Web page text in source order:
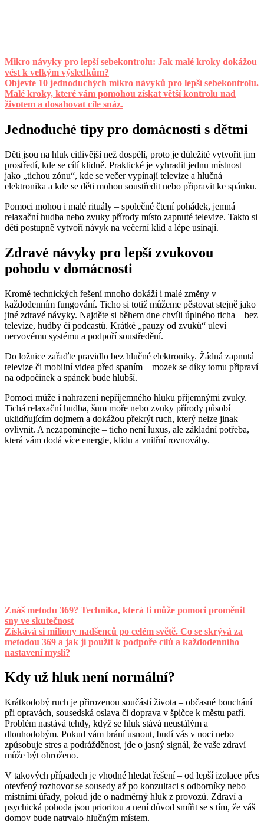
Mikro návyky pro lepší sebekontrolu: Jak malé kroky dokážou
vést k velkým výsledkům?
Objevte 10 jednoduchých mikro návyků pro lepší sebekontrolu.
Malé kroky, které vám pomohou získat větší kontrolu nad
životem a dosahovat cíle snáz.
Jednoduché tipy pro domácnosti s dětmi
Děti jsou na hluk citlivější než dospělí, proto je důležité vytvořit jim
prostředí, kde se cítí klidně. Praktické je vyhradit jednu místnost
jako „tichou zónu“, kde se večer vypínají televize a hlučná
elektronika a kde se děti mohou soustředit nebo připravit ke spánku.
Pomoci mohou i malé rituály – společné čtení pohádek, jemná
relaxační hudba nebo zvuky přírody místo zapnuté televize. Takto si
děti postupně vytvoří návyk na večerní klid a lépe usínají.
Zdravé návyky pro lepší zvukovou
pohodu v domácnosti
Kromě technických řešení mnoho dokáží i malé změny v
každodenním fungování. Ticho si totiž můžeme pěstovat stejně jako
jiné zdravé návyky. Najděte si během dne chvíli úplného ticha – bez
televize, hudby či podcastů. Krátké „pauzy od zvuků“ uleví
nervovému systému a podpoří soustředění.
Do ložnice zařaďte pravidlo bez hlučné elektroniky. Žádná zapnutá
televize či mobilní videa před spaním – mozek se díky tomu připraví
na odpočinek a spánek bude hlubší.
Pomoci může i nahrazení nepříjemného hluku příjemnými zvuky.
Tichá relaxační hudba, šum moře nebo zvuky přírody působí
uklidňujícím dojmem a dokážou překrýt ruch, který nelze jinak
ovlivnit. A nezapomínejte – ticho není luxus, ale základní potřeba,
která vám dodá více energie, klidu a vnitřní rovnováhy.
Znáš metodu 369? Technika, která ti může pomoci proměnit
sny ve skutečnost
Získává si miliony nadšenců po celém světě. Co se skrývá za
metodou 369 a jak ji použít k podpoře cílů a každodenního
nastavení mysli?
Kdy už hluk není normální?
Krátkodobý ruch je přirozenou součástí života – občasné bouchání
při opravách, sousedská oslava či doprava v špičce k městu patří.
Problém nastává tehdy, když se hluk stává neustálým a
dlouhodobým. Pokud vám brání usnout, budí vás v noci nebo
způsobuje stres a podrážděnost, jde o jasný signál, že vaše zdraví
může být ohroženo.
V takových případech je vhodné hledat řešení – od lepší izolace přes
otevřený rozhovor se sousedy až po konzultaci s odborníky nebo
místními úřady, pokud jde o nadměrný hluk z provozů. Zdraví a
psychická pohoda jsou prioritou a není důvod smířit se s tím, že váš
domov bude natrvalo hlučným místem.